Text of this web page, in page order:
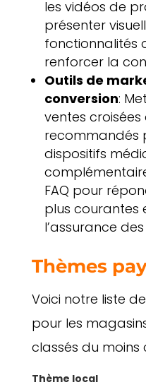
les vidéos de
présenter
fonctionnalités
renforcer la
Outils de
conversion:
ventes
recommandés
dispositifs
FAQ pour
plus courantes
l’assurance
Thèmes
Voici notre liste
pour les
classés du moins
Thème local